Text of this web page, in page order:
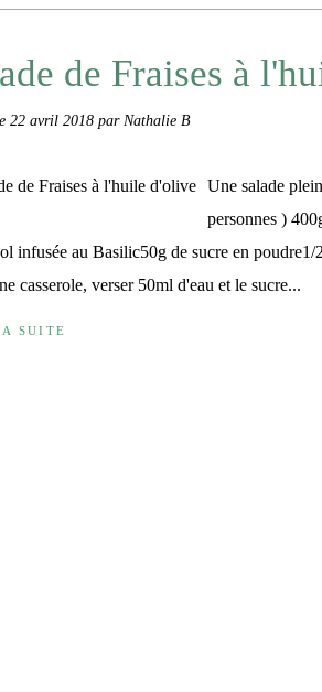
de Fraises à
22 avril 2018 par Nathalie B
Une salade
personnes )
infusée au Basilic50g de sucre en
casserole, verser 50ml d'eau et le sucre...
SUITE